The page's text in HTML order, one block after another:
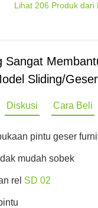
Lihat 206 Produk dari
Sangat
Sliding/Geser
Diskusi Cara Beli
pintu geser
mudah sobek
rel SD 02